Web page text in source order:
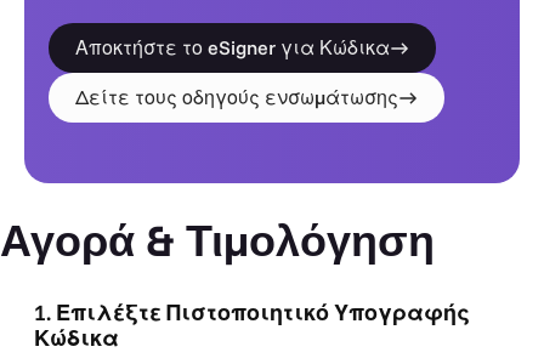
Αποκτήστε το eSigner για Κώδικα
Δείτε τους οδηγούς ενσωμάτωσης
Αγορά & Τιμολόγηση
1. Επιλέξτε Πιστοποιητικό Υπογραφής
Κώδικα